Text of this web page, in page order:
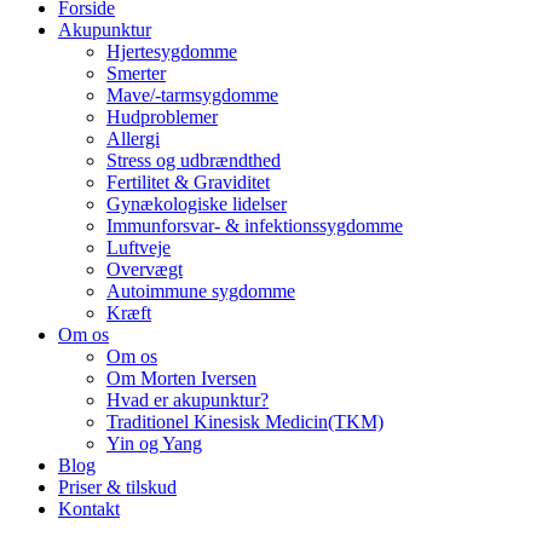
Forside
Akupunktur
Hjertesygdomme
Smerter
Mave/-tarmsygdomme
Hudproblemer
Allergi
Stress og udbrændthed
Fertilitet & Graviditet
Gynækologiske lidelser
Immunforsvar- & infektionssygdomme
Luftveje
Overvægt
Autoimmune sygdomme
Kræft
Om os
Om os
Om Morten Iversen
Hvad er akupunktur?
Traditionel Kinesisk Medicin(TKM)
Yin og Yang
Blog
Priser & tilskud
Kontakt